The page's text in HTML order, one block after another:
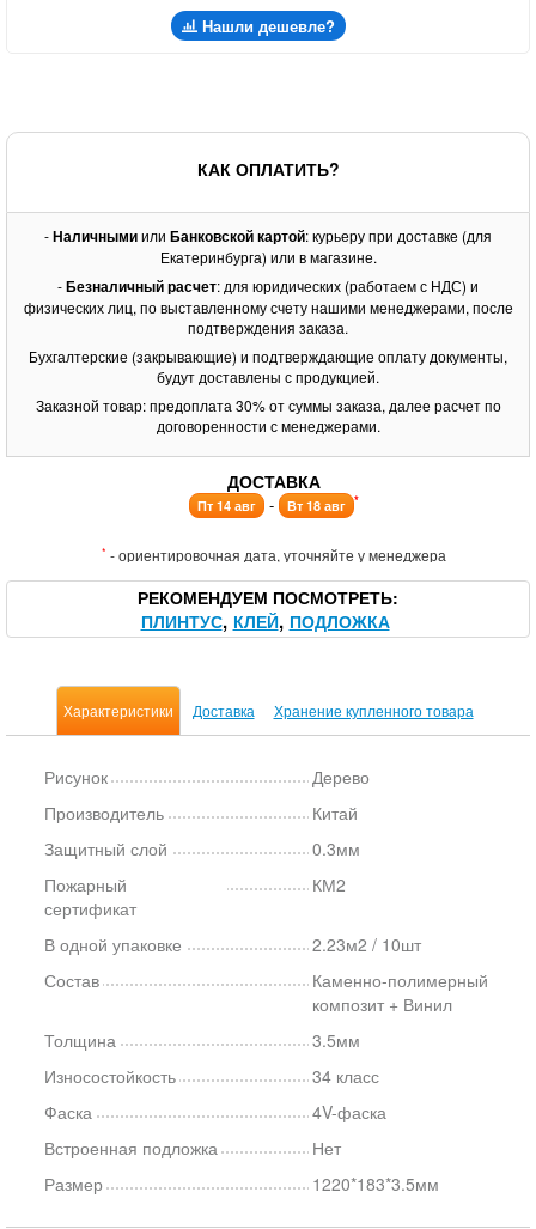
Нашли дешевле?
КАК ОПЛАТИТЬ?
-Наличнымиили Банковской картой: курьеру при доставке (для
Екатеринбурга) или в магазине.
-Безналичный расчет: для юридических (работаем с НДС) и
физических лиц, по выставленному счету нашими менеджерами, после
подтверждения заказа.
Бухгалтерские (закрывающие) и подтверждающие оплату документы,
будут доставлены с продукцией.
Заказной товар: предоплата 30% от суммы заказа, далее расчет по
договоренности с менеджерами.
ДОСТАВКА
Пт 14 авг - Вт 18 авг *
* - ориентировочная дата, уточняйте у менеджера
РЕКОМЕНДУЕМ ПОСМОТРЕТЬ
ПЛИНТУС КЛЕЙ ПОДЛОЖКА
Характеристики Доставка Хранение купленного товара
Рисунок
Дерево
Производитель
Китай
Защитный слой
0.3мм
Пожарный
сертификат
КМ2
В одной упаковке
2.23м2 / 10шт
Состав
Каменно-полимерный
композит + Винил
Толщина
3.5мм
Износостойкость
34 класс
Фаска
4V-фаска
Встроенная подложка
Нет
Размер
1220*183*3.5мм